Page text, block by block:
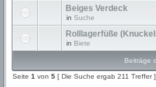
Beiges Verdeck
in Suche
Rolllagerfüße
in Biete
Beiträge
Seite 1 von 5 [ Die Suche ergab 211 Treffer ]